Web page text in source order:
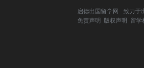
启德出国留学网 - 致力于
免责声明
版权声明 留学